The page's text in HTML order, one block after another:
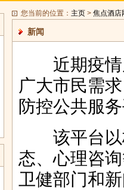
您当前的位置： 主页 > 焦点酒店
新闻
近期疫情
广大市民需
防控公共服
该平台以
态、心理咨
卫健部门和